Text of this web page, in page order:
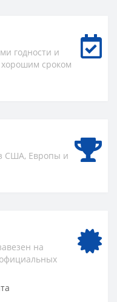
годности и
сроком
США, Европы и
на